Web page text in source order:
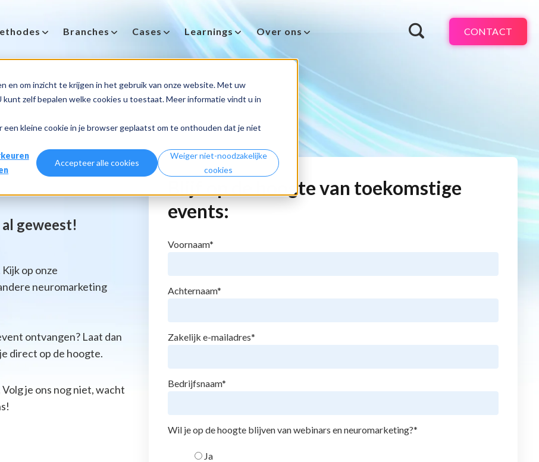
om inzicht te krijgen in het gebruik van onze website. Met uw
zelf bepalen welke cookies u toestaat. Meer informatie vindt u in
kleine cookie in je browser geplaatst om te onthouden dat je niet
Accepteer alle cookies
Weiger niet-noodzakelijke
cookies
Branches Cases Learnings Over ons CONTACT
geweest!
op onze
neuromarketing
ontvangen? Laat dan
direct op de hoogte.
je ons nog niet, wacht
Blijf op de hoogte van toekomstige
events:
Voornaam*
Achternaam*
Zakelijk e-mailadres*
Bedrijfsnaam*
Wil je op de hoogte blijven van webinars en neuromarketing?*
Ja